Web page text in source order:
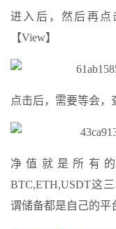
进入后，然后再
【View】
点击后，需要等会，
净值就是所有
BTC,ETH,USDT这
谓储备都是自己的平